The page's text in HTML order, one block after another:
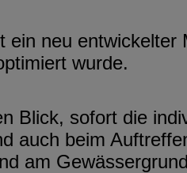
ein neu
wurde.
Blick, sofort die
auch beim
am